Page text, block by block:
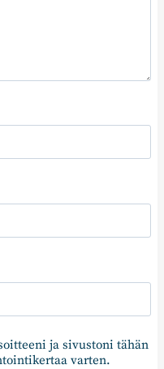
ja sivustoni tähän
varten.